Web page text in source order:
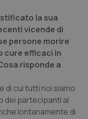
la sua
vicende di
persone morire
cure efficaci in
risponde a
di cui tutti noi siamo
dei partecipanti al
lontanamente di